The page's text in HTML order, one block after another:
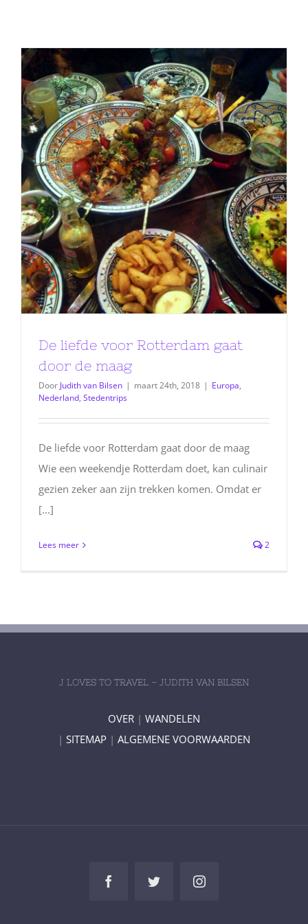
De liefde voor Rotterdam gaat
door de maag
Door Judith van Bilsen | maart 24th, 2018 | Europa,
Nederland, Stedentrips
De liefde voor Rotterdam gaat door de maag
Wie een weekendje Rotterdam doet, kan culinair
gezien zeker aan zijn trekken komen. Omdat er
[...]
Lees meer 2
J LOVES TO TRAVEL – JUDITH VAN BILSEN
OVER | WANDELEN
| SITEMAP | ALGEMENE VOORWAARDEN
FacebookTwitter Instagram